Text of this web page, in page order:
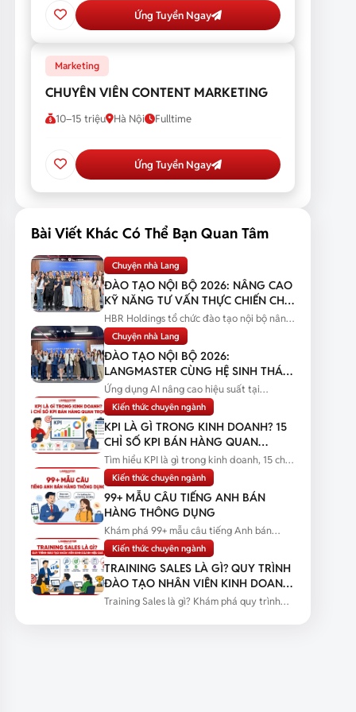
Ứng Tuyển Ngay
Marketing
CHUYÊN VIÊN CONTENT MARKETING
10–15 triệu Hà Nội Fulltime
Ứng Tuyển Ngay
Bài Viết Khác Có Thể Bạn Quan Tâm
Chuyện nhà Lang
ĐÀO TẠO NỘI BỘ 2026: NÂNG CAO
KỸ NĂNG TƯ VẤN THỰC CHIẾN CHO
ĐỘI NGŨ SALES
HBR Holdings tổ chức đào tạo nội bộ nâng
cao kỹ năng tư vấn thực chiến...
Chuyện nhà Lang
ĐÀO TẠO NỘI BỘ 2026:
LANGMASTER CÙNG HỆ SINH THÁI
HBR HOLDINGS NÂNG CAO NĂNG
LỰC ỨNG DỤNG AI
Ứng dụng AI nâng cao hiệu suất tại
Langmaster qua chương trình đào tạo...
Kiến thức chuyên ngành
KPI LÀ GÌ TRONG KINH DOANH? 15
CHỈ SỐ KPI BÁN HÀNG QUAN
TRỌNG
Tìm hiểu KPI là gì trong kinh doanh, 15 chỉ
số KPI bán hàng quan trọng...
Kiến thức chuyên ngành
99+ MẪU CÂU TIẾNG ANH BÁN
HÀNG THÔNG DỤNG
Khám phá 99+ mẫu câu tiếng Anh bán
hàng thông dụng kèm tình huống thực...
Kiến thức chuyên ngành
TRAINING SALES LÀ GÌ? QUY TRÌNH
ĐÀO TẠO NHÂN VIÊN KINH DOANH
HIỆU QUẢ
Training Sales là gì? Khám phá quy trình